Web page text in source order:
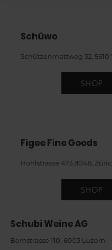
Schüwo
Schützenmattweg 32, 5610
SHOP
Figee Fine Goods
Hohlstrasse 473 8048 ,
SHOP
Schubi Weine AG
Bernstrasse 110, 6003 Luzern